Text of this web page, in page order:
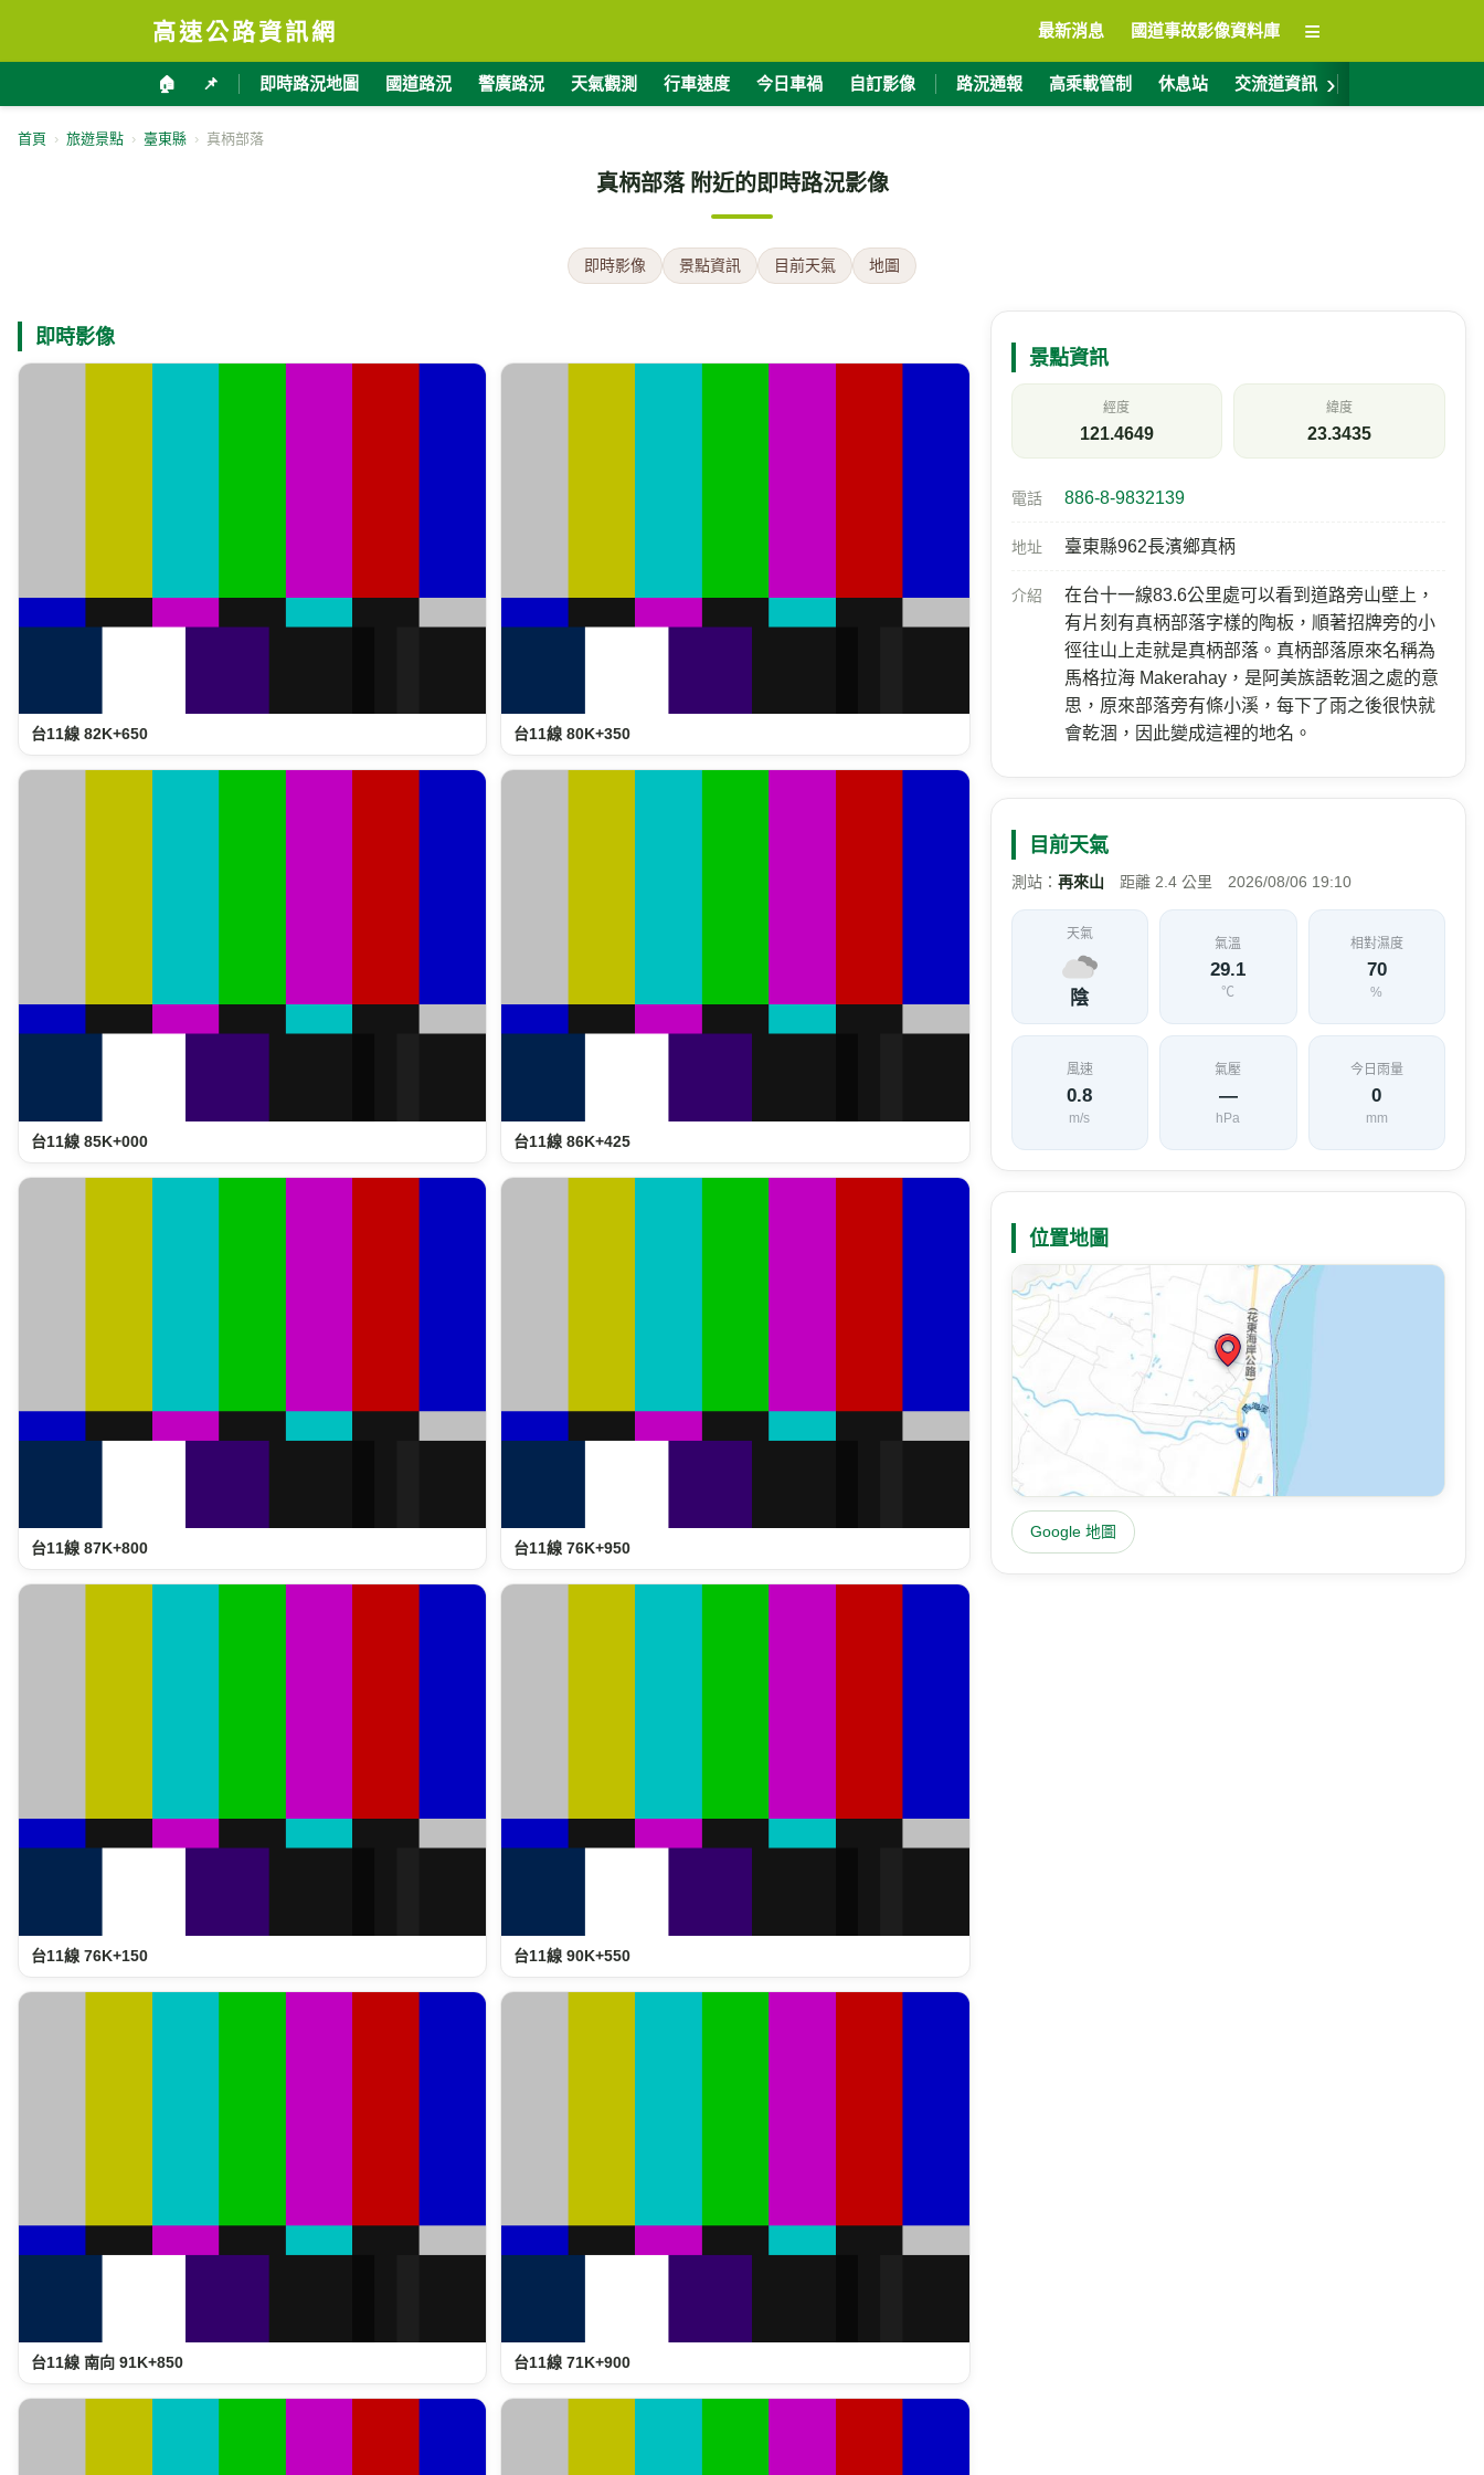
高速公路資訊網 最新消息 國道事故影像資料庫 ≡
🏠 📌 即時路況地圖 國道路況 警廣路況 天氣觀測 行車速度 今日車禍 自訂影像 路況通報 高乘載管制 休息站 交流道資訊 ›
首頁 › 旅遊景點 › 臺東縣 › 真柄部落
真柄部落 附近的即時路況影像
即時影像 景點資訊 目前天氣 地圖
即時影像
台11線 82K+650 台11線 80K+350
台11線 85K+000 台11線 86K+425
台11線 87K+800 台11線 76K+950
台11線 76K+150 台11線 90K+550
台11線 南向 91K+850
景點資訊
經度
121.4649
緯度
23.3435
電話 886-8-9832139
地址 臺東縣962長濱鄉真柄
介紹
在台十一線83.6公里處可以看到道路旁山壁上，
有片刻有真柄部落字樣的陶板，順著招牌旁的小
徑往山上走就是真柄部落。真柄部落原來名稱為
馬格拉海 Makerahay，是阿美族語乾涸之處的意
思，原來部落旁有條小溪，每下了雨之後很快就
會乾涸，因此變成這裡的地名。
目前天氣
測站： 再來山 距離 2.4 公里 2026/08/06 19:10
天氣
陰
氣溫
29.1
℃
相對濕度
70
%
風速
0.8
m/s
氣壓
—
hPa
今日雨量
0
mm
位置地圖
Google 地圖